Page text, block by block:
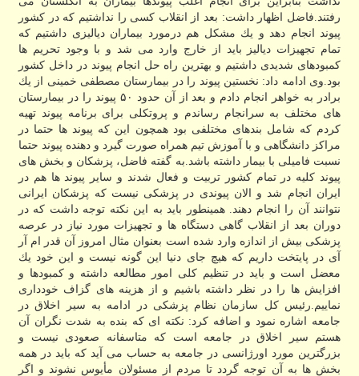
رفتند.فاضل اظهار داشت: بعد از انقلاب كسی را نداشتیم كه در كشور
پیوند انجام دهد و یك مشكل هم درمورد بیماران دیالیزی داشتیم كه
تمام تجهیزات دیالیز باید از خارج وارد می شد و با وجود تحریم ها
كمبودهای شدیدی داشتیم و بهترین راه حل انجام پیوند در داخل كشور
بود.وی ادامه داد: نخستین پیوند را در بیمارستان مصطفی خمینی از یك
برادر به خواهر انجام دادم و بعد از آن حدود ۵۰ پیوند را در بیمارستان
های مختلف به سرانجام رساندم و پروتكلی برای برنامه پیوند تهیه
كردم كه شامل بندهای مختلفی بود همچون این كه پیوند ها حتما در
مراكز دانشگاهی و با آموزش تیم همراه صورت گیرد و دهنده پیوند حتما
نسبت فامیلی با بیمار داشته باشد.به گفته فاضل، پزشكان و بخش های
پیوند كلیه در تمام كشور تربیت و فعال شدند و سایر پیوند ها هم در
ایران انجام شد و الان پیوندی در پزشكی نیست كه پزشكان ایرانی
نتوانند آن را انجام دهند. همینطور باید به این نكته توجه داشت كه در
دوران بعد از انقلاب گاهی دستگاه ها و تجهیزات مورد نیاز در عرصه
پزشكی بیش از اندازه وارد شده است بعنوان مثال امروز آن قدر ام آر
آی در پایتخت داریم كه هیچ جای دنیا این گونه نیست و این خود یك
معضل است و باید در تنظیم كلی امور مطالعه داشته و كمبودها و
افزایش ها را در نظر داشته باشیم و از هزینه های گزاف خودداری
نماییم.رئیس كل سازمان نظام پزشكی در ادامه به سیر اخلاق در
جامعه اشاره نمود و اضافه كرد: نكته ای كه بنده به شدت نگران آن
هستم سیر اخلاق در جامعه است كه متاسفانه صعودی نیست و
بزرگترین مورد اورژانسی در جامعه به حساب می آید كه باید در همه
بخش ها به آن توجه گردد تا مردم از مسئولان مأیوس نشوند و اگر